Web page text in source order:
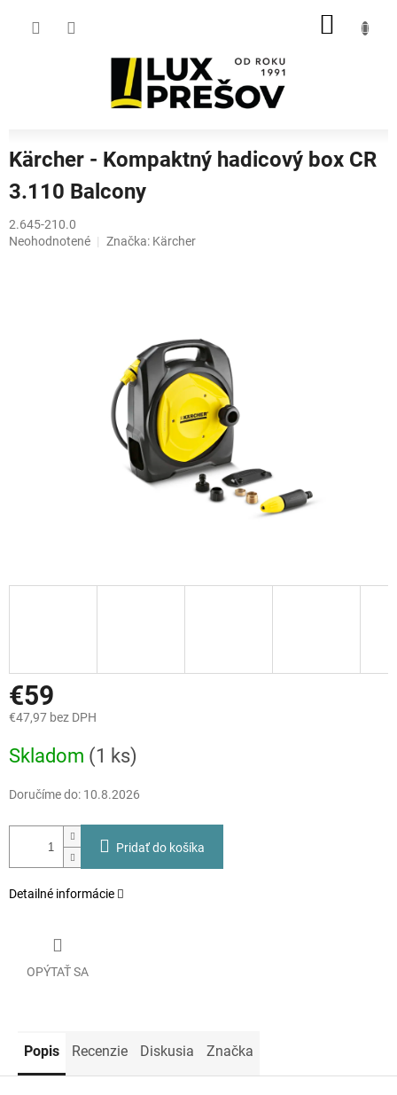
Kärcher - Kompaktný hadicový box CR
3.110 Balcony
2.645-210.0
Priemerné
Neohodnotené Značka: Kärcher
€59
€47,97 bez DPH
cena:
Skladom (1 ks)
Doručíme do: 10.8.2026
Pridať do košíka
Detailné informácie
OPÝTAŤ SA
Popis Recenzie Diskusia Značka